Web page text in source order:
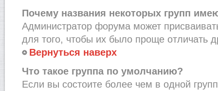
Почему названия некоторых групп
Администратор форума может
для того, чтобы их было проще отличать
Вернуться наверх
Что такое группа по умолчанию?
Если вы состоите более чем в одной